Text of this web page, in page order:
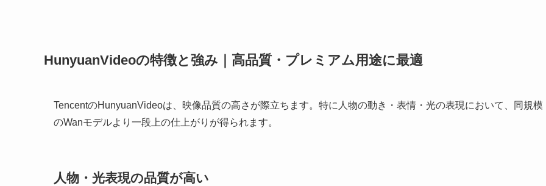
HunyuanVideoの特徴と強み｜高品質・プレミアム用途に最適
TencentのHunyuanVideoは、映像品質の高さが際立ちます。特に人物の動き・表情・光の表現において、同規模
のWanモデルより一段上の仕上がりが得られます。
人物・光表現の品質が高い